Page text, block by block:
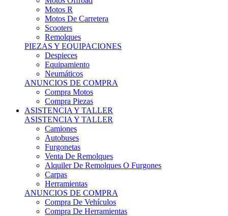
Motos R
Motos De Carretera
Scooters
Remolques
PIEZAS Y EQUIPACIONES
Despieces
Equipamiento
Neumáticos
ANUNCIOS DE COMPRA
Compra Motos
Compra Piezas
ASISTENCIA Y TALLER
ASISTENCIA Y TALLER
Camiones
Autobuses
Furgonetas
Venta De Remolques
Alquiler De Remolques O Furgones
Carpas
Herramientas
ANUNCIOS DE COMPRA
Compra De Vehículos
Compra De Herramientas